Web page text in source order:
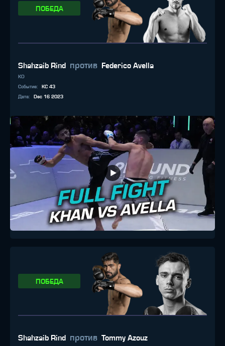
ПОБЕДА
Shahzaib Rind против Federico Avella
KO
Событие:
KC 43
Дата: Dec 16 2023
ПОБЕДА
Shahzaib Rind против Tommy Azouz